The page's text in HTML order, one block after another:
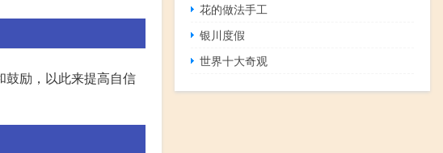
鼓励，以此来提高自信
花的做法手工
银川度假
世界十大奇观